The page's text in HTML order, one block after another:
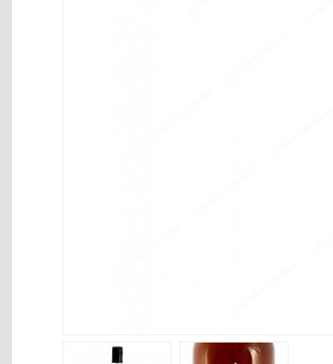
Idioma